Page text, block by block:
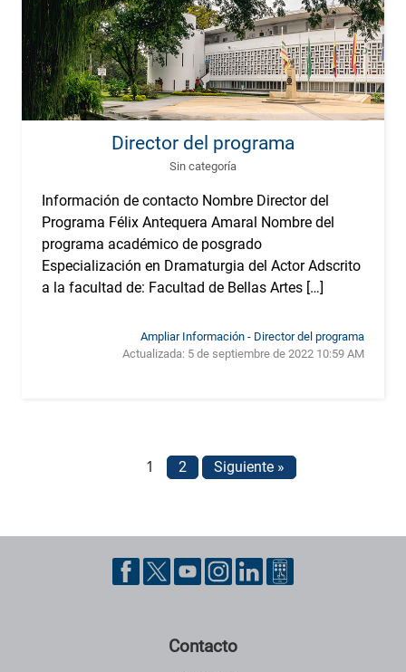
Director del programa
Sin categoría
Información de contacto Nombre Director del
Programa Félix Antequera Amaral Nombre del
programa académico de posgrado
Especialización en Dramaturgia del Actor Adscrito
a la facultad de: Facultad de Bellas Artes […]
Ampliar Información - Director del programa
Actualizada: 5 de septiembre de 2022 10:59 AM
1 2 Siguiente »
Pie de página con información de contacto, redes sociales y datos
Contacto